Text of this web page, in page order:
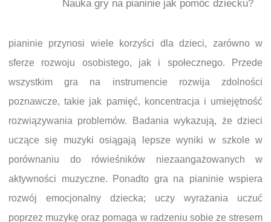
Nauka gry na pianinie jak pomóc dziecku?
pianinie przynosi wiele korzyści dla dzieci, zarówno w
sferze rozwoju osobistego, jak i społecznego. Przede
wszystkim gra na instrumencie rozwija zdolności
poznawcze, takie jak pamięć, koncentracja i umiejętność
rozwiązywania problemów. Badania wykazują, że dzieci
uczące się muzyki osiągają lepsze wyniki w szkole w
porównaniu do rówieśników niezaangażowanych w
aktywności muzyczne. Ponadto gra na pianinie wspiera
rozwój emocjonalny dziecka; uczy wyrażania uczuć
poprzez muzykę oraz pomaga w radzeniu sobie ze stresem